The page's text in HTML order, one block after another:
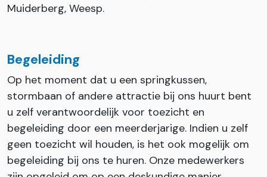
Muiderberg, Weesp.
Begeleiding
Op het moment dat u een springkussen,
stormbaan of andere attractie bij ons huurt bent
u zelf verantwoordelijk voor toezicht en
begeleiding door een meerderjarige. Indien u zelf
geen toezicht wil houden, is het ook mogelijk om
begeleiding bij ons te huren. Onze medewerkers